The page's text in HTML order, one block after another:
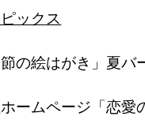
ックス
絵はがき」夏バ
ームページ「恋愛